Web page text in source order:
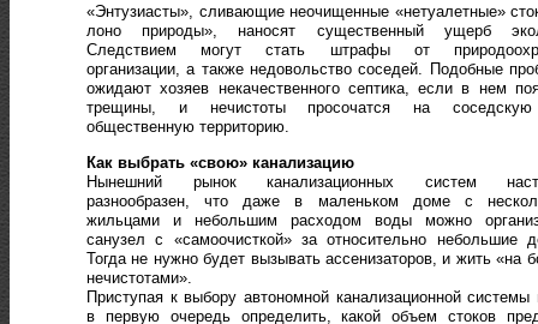
«Энтузиасты», сливающие неочищенные «нетуалетные»
лоно природы», наносят существенный ущерб
Следствием могут стать штрафы от
организации, а также недовольство соседей. Подобные
ожидают хозяев некачественного септика, если в нем
трещины, и нечистоты просочатся на
общественную территорию.
Как выбрать «свою» канализацию
Нынешний рынок канализационных систем
разнообразен, что даже в маленьком доме с
жильцами и небольшим расходом воды можно
санузел с «самоочисткой» за относительно небольшие
Тогда не нужно будет вызывать ассенизаторов, и жить «на
нечистотами».
Приступая к выбору автономной канализационной системы
в первую очередь определить, какой объем стоков